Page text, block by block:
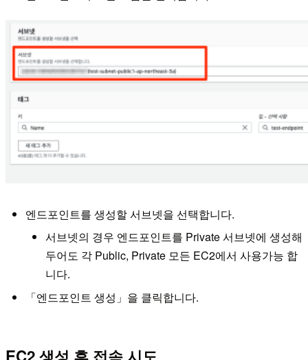
엔드포인트를 생성할 서브넷을 선택합니다.
서브넷의 경우 엔드포인트를 Private 서브넷에 생성해
두어도 각 Public, Private 모든 EC2에서 사용가능 합
니다.
「엔드포인트 생성」을 클릭합니다.